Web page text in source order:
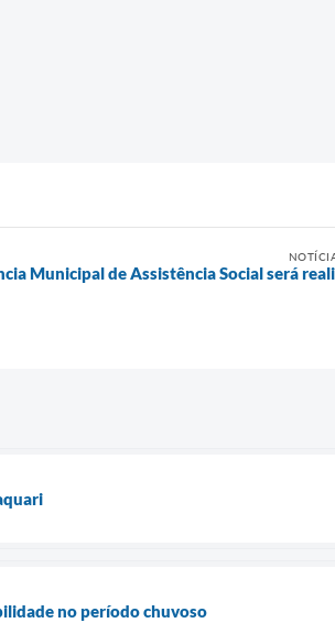
Municipal de Assistência Social será
no período chuvoso